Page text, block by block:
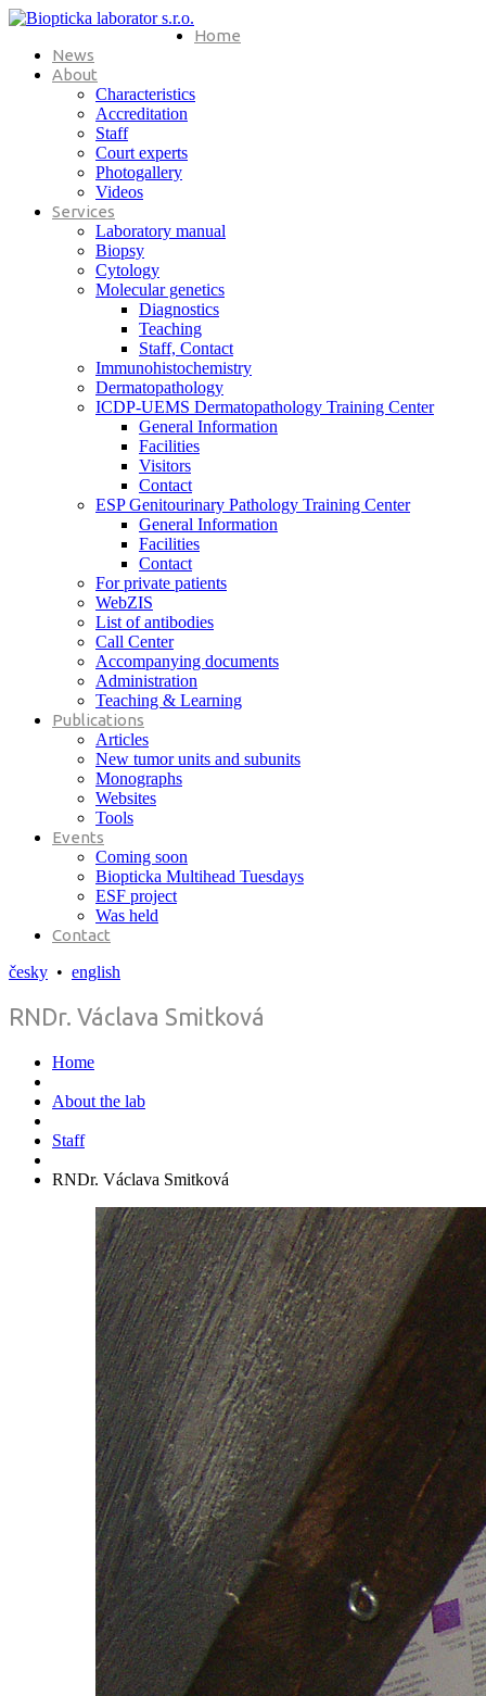
Home
News
About
Characteristics
Accreditation
Staff
Court experts
Photogallery
Videos
Services
Laboratory manual
Biopsy
Cytology
Molecular genetics
Diagnostics
Teaching
Staff, Contact
Immunohistochemistry
Dermatopathology
ICDP-UEMS Dermatopathology Training Center
General Information
Facilities
Visitors
Contact
ESP Genitourinary Pathology Training Center
General Information
Facilities
Contact
For private patients
WebZIS
List of antibodies
Call Center
Accompanying documents
Administration
Teaching & Learning
Publications
Articles
New tumor units and subunits
Monographs
Websites
Tools
Events
Coming soon
Biopticka Multihead Tuesdays
ESF project
Was held
Contact
česky • english
RNDr. Václava Smitková
Home
About the lab
Staff
RNDr. Václava Smitková